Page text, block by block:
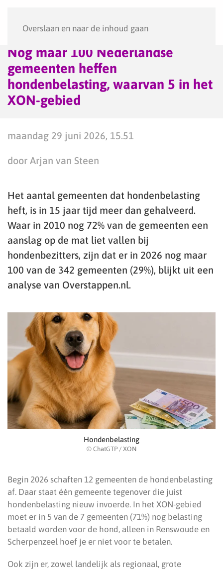
Overslaan en naar de inhoud gaan
Nog maar 100 Nederlandse
gemeenten heffen
hondenbelasting, waarvan 5 in het
XON-gebied
maandag 29 juni 2026, 15.51
door Arjan van Steen
Het aantal gemeenten dat hondenbelasting
heft, is in 15 jaar tijd meer dan gehalveerd.
Waar in 2010 nog 72% van de gemeenten een
aanslag op de mat liet vallen bij
hondenbezitters, zijn dat er in 2026 nog maar
100 van de 342 gemeenten (29%), blijkt uit een
analyse van Overstappen.nl.
Hondenbelasting
© ChatGTP / XON
Begin 2026 schaften 12 gemeenten de hondenbelasting
af. Daar staat één gemeente tegenover die juist
hondenbelasting nieuw invoerde. In het XON-gebied
moet er in 5 van de 7 gemeenten (71%) nog belasting
betaald worden voor de hond, alleen in Renswoude en
Scherpenzeel hoef je er niet voor te betalen.
Ook zijn er, zowel landelijk als regionaal, grote